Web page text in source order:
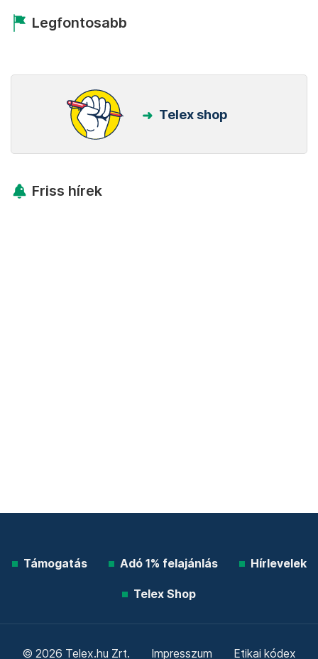
Legfontosabb
Telex shop
Friss hírek
Támogatás Adó 1% felajánlás Hírlevelek
Telex Shop
© 2026 Telex.hu Zrt. Impresszum Etikai kódex